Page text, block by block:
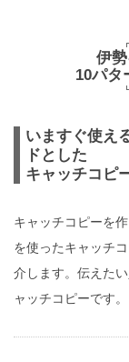
伊
10パタ
いますぐ使え
ドとした
キャッチコピ
キャッチコピーを
を使ったキャッチ
介します。伝えた
ャッチコピーです。